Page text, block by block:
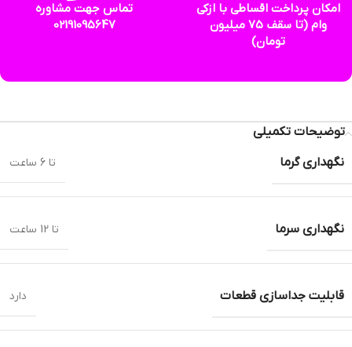
امکان پرداخت اقساطی با ازکی
وام (تا سقف 75 میلیون
تومان)
تماس جهت مشاوره
02191095647
توضیحات تکمیلی
نگهداری گرما
تا 6 ساعت
نگهداری سرما تا 12 ساعت
قابلیت جداسازی قطعات دارد